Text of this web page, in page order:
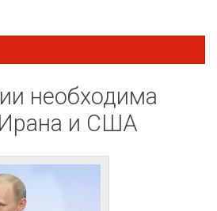
необходима
и США